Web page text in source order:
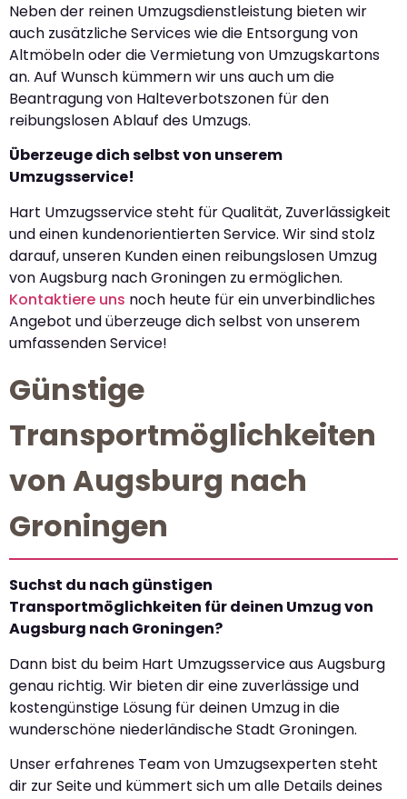
Neben der reinen Umzugsdienstleistung bieten wir
auch zusätzliche Services wie die Entsorgung von
Altmöbeln oder die Vermietung von Umzugskartons
an. Auf Wunsch kümmern wir uns auch um die
Beantragung von Halteverbotszonen für den
reibungslosen Ablauf des Umzugs.
Überzeuge dich selbst von unserem
Umzugsservice!
Hart Umzugsservice steht für Qualität, Zuverlässigkeit
und einen kundenorientierten Service. Wir sind stolz
darauf, unseren Kunden einen reibungslosen Umzug
von Augsburg nach Groningen zu ermöglichen.
Kontaktiere uns noch heute für ein unverbindliches
Angebot und überzeuge dich selbst von unserem
umfassenden Service!
Günstige
Transportmöglichkeiten
von Augsburg nach
Groningen
Suchst du nach günstigen
Transportmöglichkeiten für deinen Umzug von
Augsburg nach Groningen?
Dann bist du beim Hart Umzugsservice aus Augsburg
genau richtig. Wir bieten dir eine zuverlässige und
kostengünstige Lösung für deinen Umzug in die
wunderschöne niederländische Stadt Groningen.
Unser erfahrenes Team von Umzugsexperten steht
dir zur Seite und kümmert sich um alle Details deines